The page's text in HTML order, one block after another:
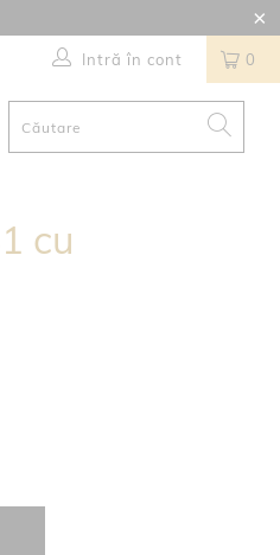
0
Intră în cont
cu